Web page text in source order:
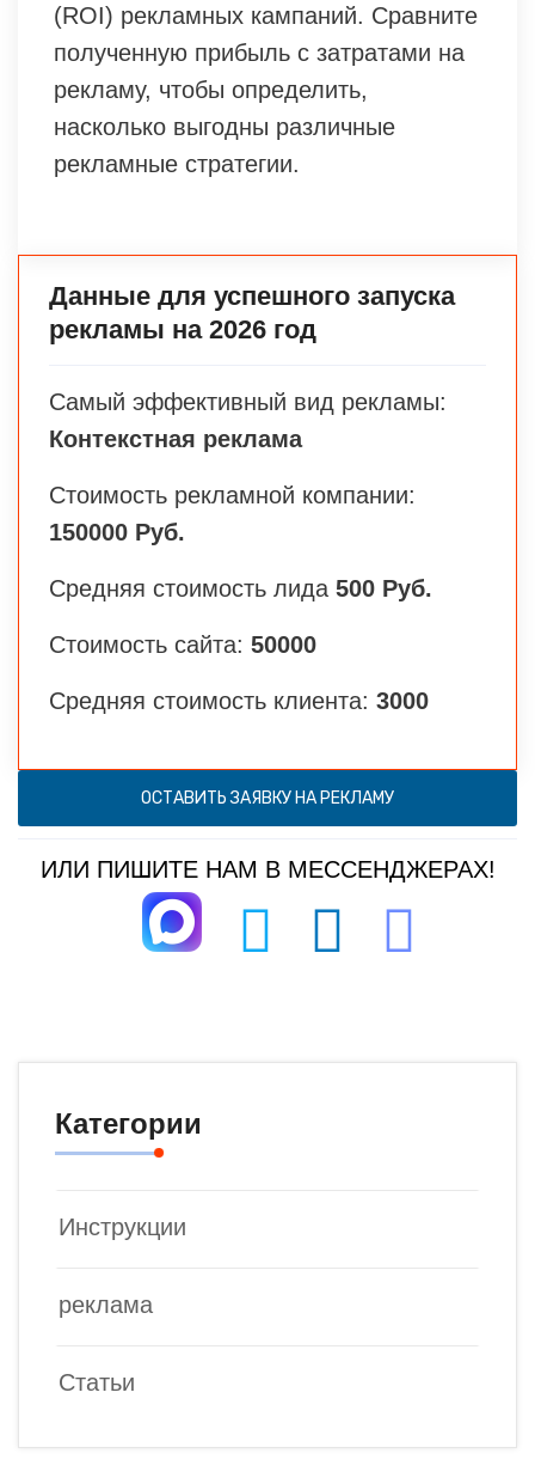
(ROI) рекламных кампаний. Сравните
полученную прибыль с затратами на
рекламу, чтобы определить,
насколько выгодны различные
рекламные стратегии.
Данные для успешного запуска
рекламы на 2026 год
Самый эффективный вид рекламы:
Контекстная реклама
Стоимость рекламной компании:
150000 Руб.
Средняя стоимость лида 500 Руб.
Стоимость сайта: 50000
Средняя стоимость клиента: 3000
ОСТАВИТЬ ЗАЯВКУ НА РЕКЛАМУ
ИЛИ ПИШИТЕ НАМ В МЕССЕНДЖЕРАХ!
Категории
Инструкции
реклама
Статьи